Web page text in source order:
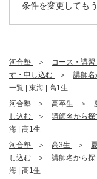
条件を変更しても
河合塾 コース・講習
す・申し込む
講師名
一覧 | 東海 | 高1生
河合塾
高卒生
し込む
講師名から探
海 | 高1生
河合塾
高3生
し込む
講師名から探
海 | 高1生